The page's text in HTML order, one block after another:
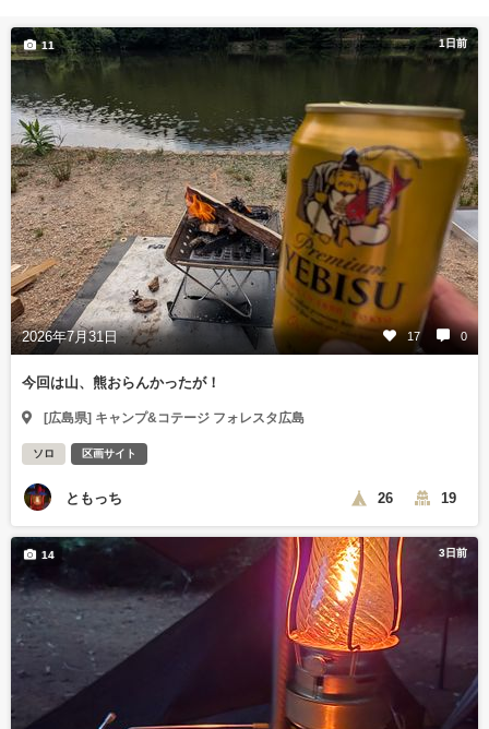
1日前
2026年7月31日 17 0
11
今回は山、熊おらんかったが！
[広島県] キャンプ&コテージ フォレスタ広島
ソロ 区画サイト
ともっち 26 19
3日前
14